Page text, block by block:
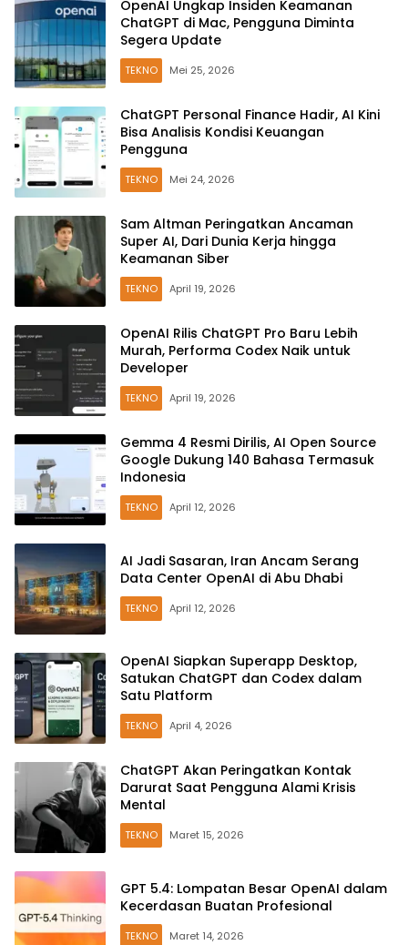
OpenAI Ungkap Insiden Keamanan
ChatGPT di Mac, Pengguna Diminta
Segera Update
TEKNO Mei 25, 2026
ChatGPT Personal Finance Hadir, AI Kini
Bisa Analisis Kondisi Keuangan
Pengguna
TEKNO Mei 24, 2026
Sam Altman Peringatkan Ancaman
Super AI, Dari Dunia Kerja hingga
Keamanan Siber
TEKNO April 19, 2026
OpenAI Rilis ChatGPT Pro Baru Lebih
Murah, Performa Codex Naik untuk
Developer
TEKNO April 19, 2026
Gemma 4 Resmi Dirilis, AI Open Source
Google Dukung 140 Bahasa Termasuk
Indonesia
TEKNO April 12, 2026
AI Jadi Sasaran, Iran Ancam Serang
Data Center OpenAI di Abu Dhabi
TEKNO April 12, 2026
OpenAI Siapkan Superapp Desktop,
Satukan ChatGPT dan Codex dalam
Satu Platform
TEKNO April 4, 2026
ChatGPT Akan Peringatkan Kontak
Darurat Saat Pengguna Alami Krisis
Mental
TEKNO Maret 15, 2026
GPT 5.4: Lompatan Besar OpenAI dalam
Kecerdasan Buatan Profesional
TEKNO Maret 14, 2026